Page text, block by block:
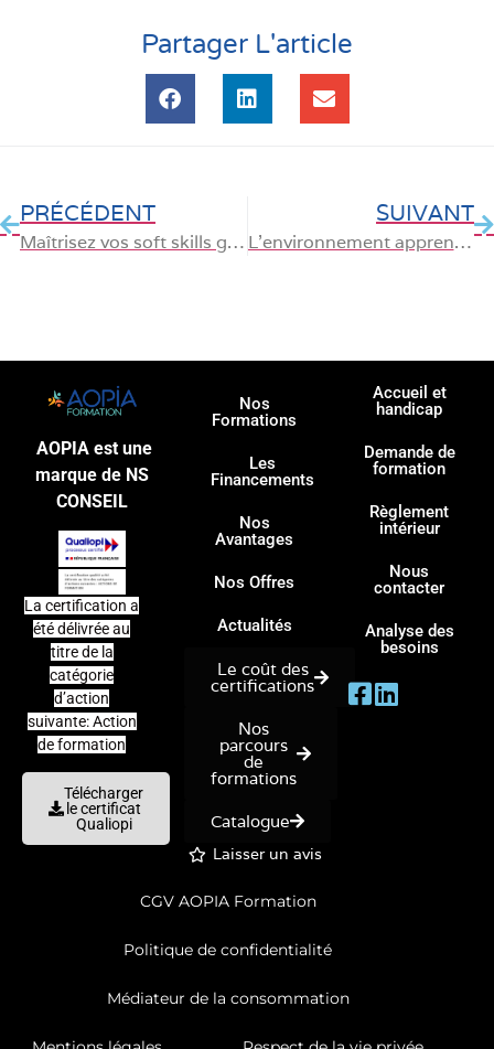
Partager L'article
PRÉCÉDENT
Maîtrisez vos soft skills grâce à la formation continue : un atout essentiel pour le succès professionnel
SUIVANT
L’environnement apprenant : propulseur de formation et d’innovation
AOPIA est une
marque de NS
CONSEIL
La certification a
été délivrée au
titre de la
catégorie
d’action
suivante: Action
de formation
Télécharger
le certificat
Qualiopi
Nos
Formations
Les
Financements
Nos
Avantages
Nos Offres
Actualités
Le coût des
certifications
Nos
parcours
de
formations
Catalogue
Laisser un avis
Accueil et
handicap
Demande de
formation
Règlement
intérieur
Nous
contacter
Analyse des
besoins
CGV AOPIA Formation
Politique de confidentialité
Médiateur de la consommation